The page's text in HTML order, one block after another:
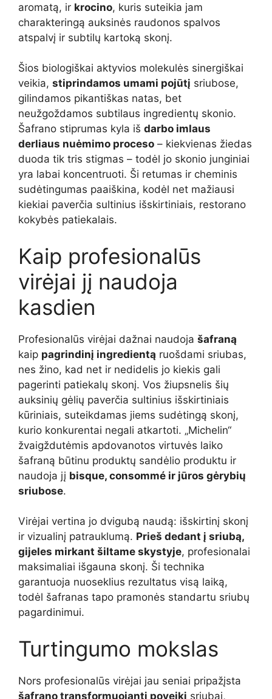
aromatą, ir krocino, kuris suteikia jam
charakteringą auksinės raudonos spalvos
atspalvį ir subtilų kartoką skonį.
Šios biologiškai aktyvios molekulės sinergiškai
veikia, stiprindamos umami pojūtį sriubose,
gilindamos pikantiškas natas, bet
neužgoždamos subtilaus ingredientų skonio.
Šafrano stiprumas kyla iš darbo imlaus
derliaus nuėmimo proceso – kiekvienas žiedas
duoda tik tris stigmas – todėl jo skonio junginiai
yra labai koncentruoti. Ši retumas ir cheminis
sudėtingumas paaiškina, kodėl net mažiausi
kiekiai paverčia sultinius išskirtiniais, restorano
kokybės patiekalais.
Kaip profesionalūs
virėjai jį naudoja
kasdien
Profesionalūs virėjai dažnai naudoja šafraną
kaip pagrindinį ingredientą ruošdami sriubas,
nes žino, kad net ir nedidelis jo kiekis gali
pagerinti patiekalų skonį. Vos žiupsnelis šių
auksinių gėlių paverčia sultinius išskirtiniais
kūriniais, suteikdamas jiems sudėtingą skonį,
kurio konkurentai negali atkartoti. „Michelin“
žvaigždutėmis apdovanotos virtuvės laiko
šafraną būtinu produktų sandėlio produktu ir
naudoja jį bisque, consommé ir jūros gėrybių
sriubose.
Virėjai vertina jo dvigubą naudą: išskirtinį skonį
ir vizualinį patrauklumą. Prieš dedant į sriubą,
gijeles mirkant šiltame skystyje, profesionalai
maksimaliai išgauna skonį. Ši technika
garantuoja nuoseklius rezultatus visą laiką,
todėl šafranas tapo pramonės standartu sriubų
pagardinimui.
Turtingumo mokslas
Nors profesionalūs virėjai jau seniai pripažįsta
šafrano transformuojantį poveikį sriubai,